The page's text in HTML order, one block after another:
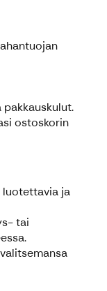
ostoskorin
luotettavia ja
tai